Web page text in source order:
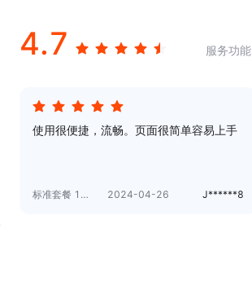
4.7 服务功能
使用很便捷，流畅。页面很简单容易上手
标准套餐 1个月 2024-04-26 J******8